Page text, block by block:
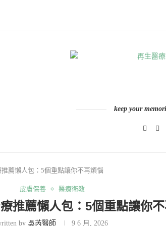
keep your
薦懶人包：5個重點讓你不再煩惱
皮膚保養 醫療衛教
推薦懶人包：5個重點讓你
by吳芮醫師 9 6 月, 2026